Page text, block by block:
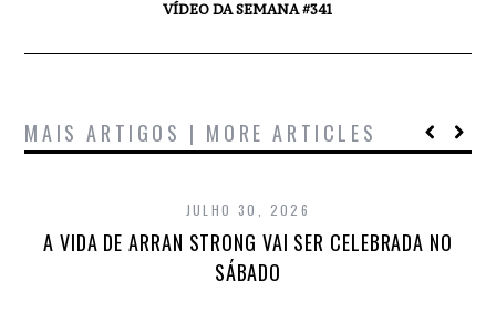
VÍDEO DA SEMANA #341
MAIS ARTIGOS | MORE ARTICLES
JULHO 30, 2026
A VIDA DE ARRAN STRONG VAI SER CELEBRADA NO
SÁBADO